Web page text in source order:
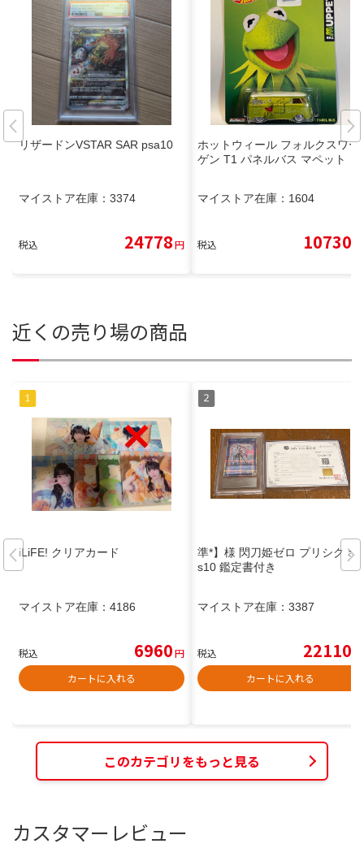
リザードンVSTAR SAR psa10
マイストア在庫： 3374
税込 24778円
ホットウィール フォルクスワー
ゲン T1 パネルバス マペット
マイストア在庫： 1604
税込 10730
近くの売り場の商品
iLiFE! クリアカード
マイストア在庫： 4186
税込 6960円
カートに入れる
準*】様 閃刀姫ゼロ プリシク ar
s10 鑑定書付き
マイストア在庫： 3387
税込 22110
カートに入れる
このカテゴリをもっと見る
カスタマーレビュー